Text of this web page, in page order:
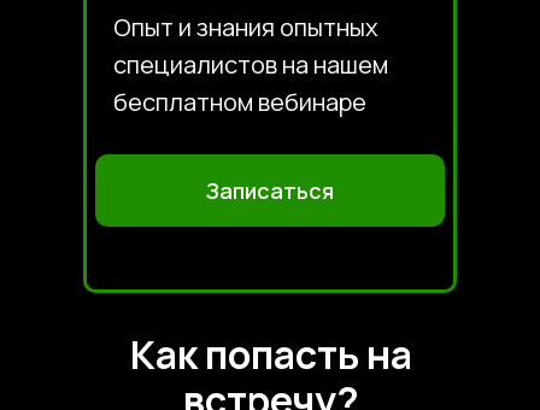
Записаться
Опыт и знания опытных
специалистов на нашем
бесплатном вебинаре
Как попасть на